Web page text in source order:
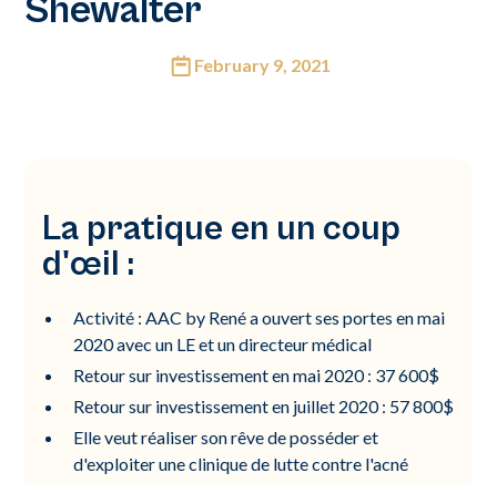
Shewalter
February 9, 2021
La pratique en un coup
d'œil :
Activité : AAC by René a ouvert ses portes en mai
2020 avec un LE et un directeur médical
Retour sur investissement en mai 2020 : 37 600$
Retour sur investissement en juillet 2020 : 57 800$
Elle veut réaliser son rêve de posséder et
d'exploiter une clinique de lutte contre l'acné